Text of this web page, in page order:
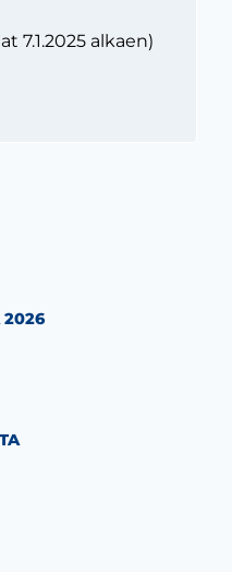
2026
7.1.2025 alkaen)